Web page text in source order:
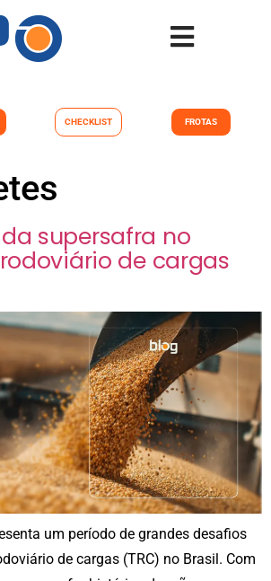
CHECKLIST FROTAS
supersafra no
de cargas
um período de grandes desafios
de cargas (TRC) no Brasil. Com